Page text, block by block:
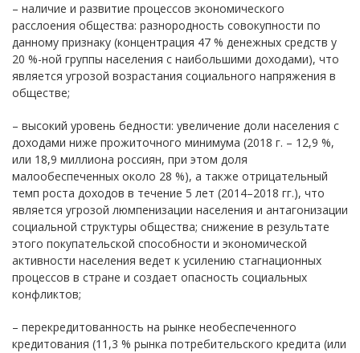
– наличие и развитие процессов экономического
расслоения общества: разнородность совокупности по
данному признаку (концентрация 47 % денежных средств у
20 %-ной группы населения с наибольшими доходами), что
является угрозой возрастания социального напряжения в
обществе;
– высокий уровень бедности: увеличение доли населения с
доходами ниже прожиточного минимума (2018 г. – 12,9 %,
или 18,9 миллиона россиян, при этом доля
малообеспеченных около 28 %), а также отрицательный
темп роста доходов в течение 5 лет (2014–2018 гг.), что
является угрозой люмпенизации населения и антагонизации
социальной структуры общества; снижение в результате
этого покупательской способности и экономической
активности населения ведет к усилению стагнационных
процессов в стране и создает опасность социальных
конфликтов;
– перекредитованность на рынке необеспеченного
кредитования (11,3 % рынка потребительского кредита (или